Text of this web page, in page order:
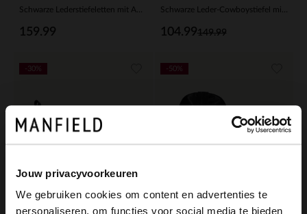
Jouw privacyvoorkeuren
We gebruiken cookies om content en advertenties te
personaliseren, om functies voor social media te bieden
159.99 149.99
104.99
-30% -50%